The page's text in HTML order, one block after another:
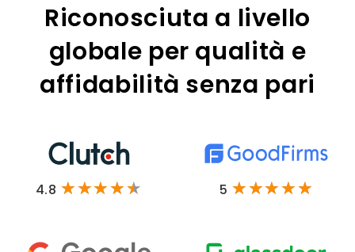
Riconosciuta a livello
globale per qualità e
affidabilità senza pari
4.8 5